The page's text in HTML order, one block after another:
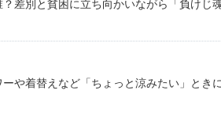
差別と貧困に立ち向かいながら「負けじ
や着替えなど「ちょっと涼みたい」とき